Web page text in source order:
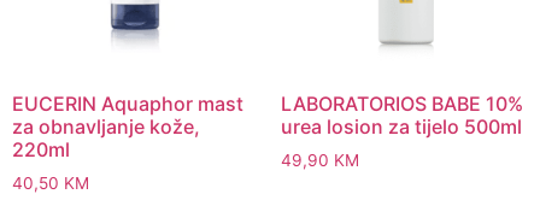
EUCERIN Aquaphor mast
za obnavljanje kože,
220ml
40,50 KM
LABORATORIOS BABE 10%
urea losion za tijelo 500ml
49,90 KM